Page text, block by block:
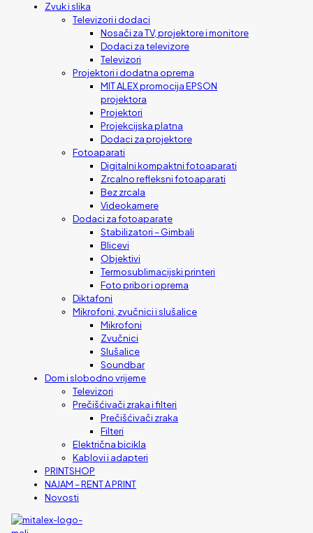
Zvuk i slika
Televizori i dodaci
Nosači za TV, projektore i monitore
Dodaci za televizore
Televizori
Projektori i dodatna oprema
MIT ALEX promocija EPSON
projektora
Projektori
Projekcijska platna
Dodaci za projektore
Fotoaparati
Digitalni kompaktni fotoaparati
Zrcalno refleksni fotoaparati
Bez zrcala
Videokamere
Dodaci za fotoaparate
Stabilizatori – Gimbali
Blicevi
Objektivi
Termosublimacijski printeri
Foto pribor i oprema
Diktafoni
Mikrofoni, zvučnici i slušalice
Mikrofoni
Zvučnici
Slušalice
Soundbar
Dom i slobodno vrijeme
Televizori
Prečišćivači zraka i filteri
Prečišćivači zraka
Filteri
Električna bicikla
Kablovi i adapteri
PRINTSHOP
NAJAM – RENT A PRINT
Novosti